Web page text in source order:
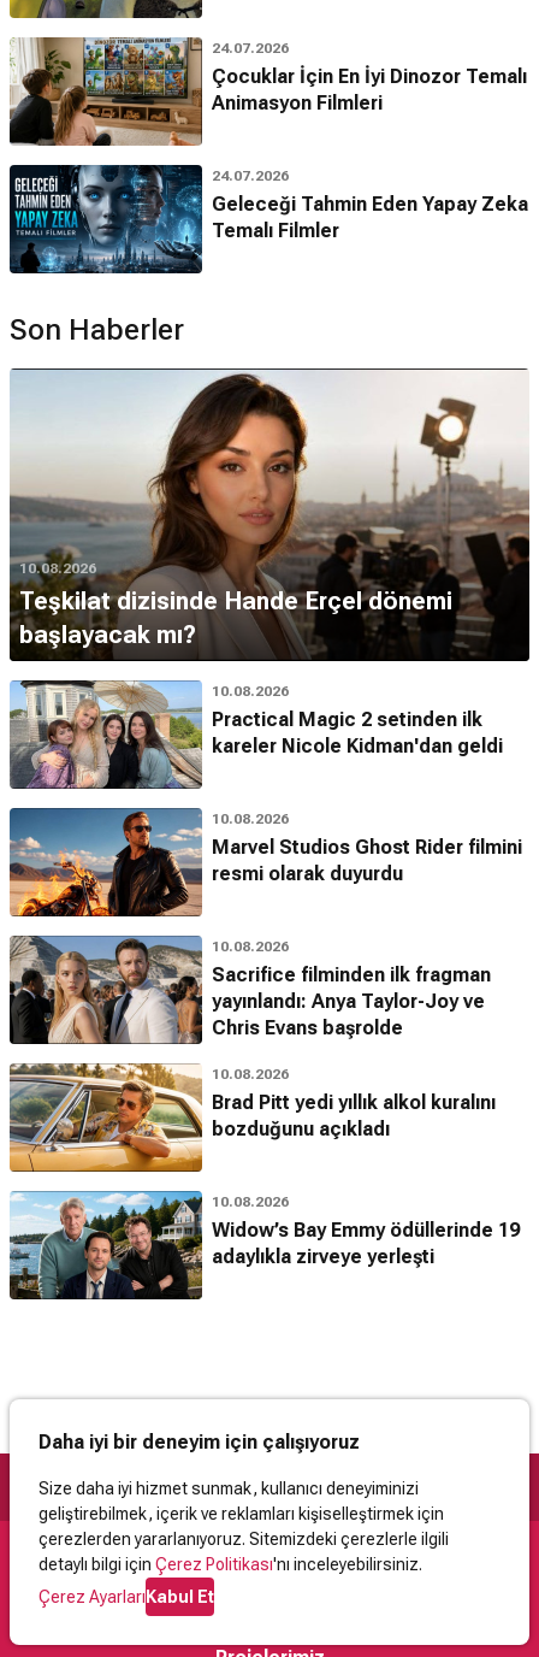
24.07.2026
Çocuklar İçin En İyi Dinozor Temalı
Animasyon Filmleri
24.07.2026
Geleceği Tahmin Eden Yapay Zeka
Temalı Filmler
Son Haberler
10.08.2026
Teşkilat dizisinde Hande Erçel dönemi
başlayacak mı?
10.08.2026
Practical Magic 2 setinden ilk
kareler Nicole Kidman'dan geldi
10.08.2026
Marvel Studios Ghost Rider filmini
resmi olarak duyurdu
10.08.2026
Sacrifice filminden ilk fragman
yayınlandı: Anya Taylor-Joy ve
Chris Evans başrolde
10.08.2026
Brad Pitt yedi yıllık alkol kuralını
bozduğunu açıkladı
10.08.2026
Widow’s Bay Emmy ödüllerinde 19
adaylıkla zirveye yerleşti
Daha iyi bir deneyim için çalışıyoruz
Size daha iyi hizmet sunmak, kullanıcı deneyiminizi
geliştirebilmek, içerik ve reklamları kişiselleştirmek için
çerezlerden yararlanıyoruz. Sitemizdeki çerezlerle ilgili
detaylı bilgi için Çerez Politikası'nı inceleyebilirsiniz.
Çerez AyarlarıKabul Et
Destek
İletişimYardımKullanıcı Sözleşmesi